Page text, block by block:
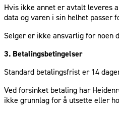
Hvis ikke annet er avtalt leveres
data og varen i sin helhet passer
Selger er ikke ansvarlig for noen
3. Betalingsbetingelser
Standard betalingsfrist er 14
Ved forsinket betaling har
ikke grunnlag for å utsette eller